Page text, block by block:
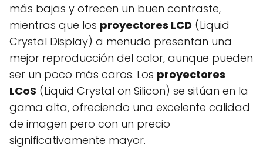
más bajas y ofrecen un buen contraste,
mientras que los proyectores LCD (Liquid
Crystal Display) a menudo presentan una
mejor reproducción del color, aunque pueden
ser un poco más caros. Los proyectores
LCoS (Liquid Crystal on Silicon) se sitúan en la
gama alta, ofreciendo una excelente calidad
de imagen pero con un precio
significativamente mayor.